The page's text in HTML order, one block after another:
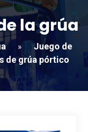
la grúa
»
Juego de
de grúa pórtico